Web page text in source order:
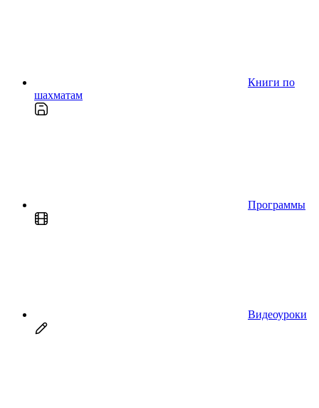
Книги по
шахматам
Программы
Видеоуроки